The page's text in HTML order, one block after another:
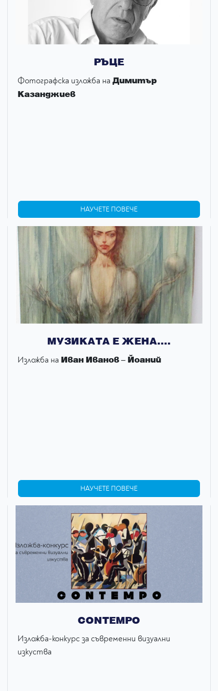
РЪЦЕ
Фотографска изложба на Димитър
Казанджиев
НАУЧЕТЕ ПОВЕЧЕ
МУЗИКАТА Е ЖЕНA....
Изложба на Иван Иванов – Йоаний
НАУЧЕТЕ ПОВЕЧЕ
CONTEMPO
Изложба-конкурс за съвременни визуални
изкуства